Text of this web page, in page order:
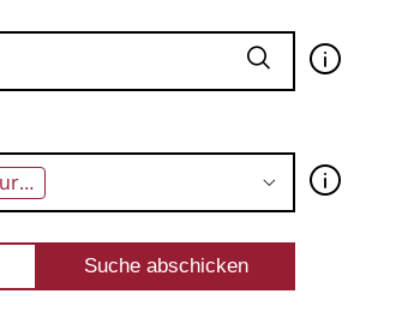
🛈
🛈